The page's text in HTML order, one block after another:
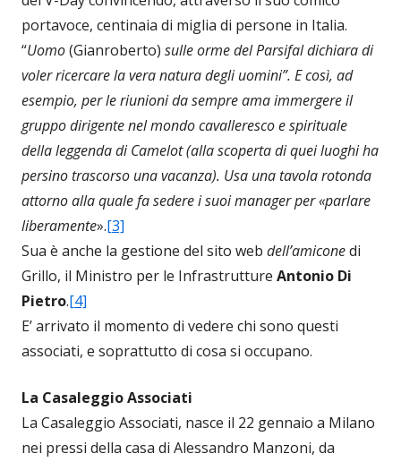
portavoce, centinaia di miglia di persone in Italia.
“Uomo(Gianroberto) sulle orme del Parsifal dichiara di
voler ricercare la vera natura degli uomini”. E così, ad
esempio, per le riunioni da sempre ama immergere il
gruppo dirigente nel mondo cavalleresco e spirituale
della leggenda di Camelot (alla scoperta di quei luoghi ha
persino trascorso una vacanza). Usa una tavola rotonda
attorno alla quale fa sedere i suoi manager per «parlare
liberamente».[3]
Sua è anche la gestione del sito web dell’amiconedi
Grillo, il Ministro per le Infrastrutture Antonio Di
Pietro.[4]
E’ arrivato il momento di vedere chi sono questi
associati, e soprattutto di cosa si occupano.
La Casaleggio Associati
La Casaleggio Associati, nasce il 22 gennaio a Milano
nei pressi della casa di Alessandro Manzoni, da